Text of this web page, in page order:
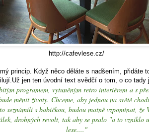
http://cafevlese.cz/
princip. Když něco děláte s nadšením, přidáte
jen ten úvodní text svědčí o tom, o co tady
programem, vytuněným retro interiérem a s
měnit životy. Chceme, aby jednou na světě
seznámili s babičkou, budou matně vzpomínat, že
drobných revolt, tak aby se psalo "a to vzniklo
lese...."